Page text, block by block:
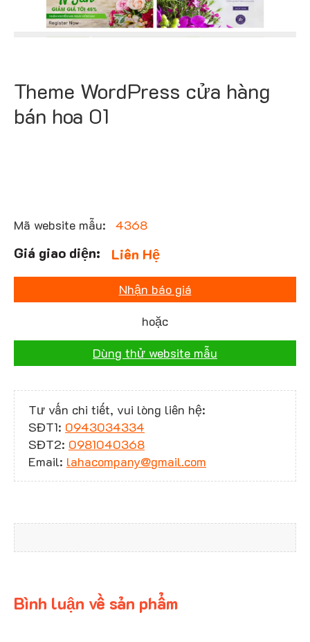
Theme WordPress cửa hàng
bán hoa 01
Mã website mẫu: 4368
Liên Hệ
Nhận báo giá
hoặc
Dùng thử website mẫu
Tư vấn chi tiết, vui lòng liên hệ:
SĐT1: 0943034334
SĐT2: 0981040368
Email: lahacompany@gmail.com
Bình luận về sản phẩm